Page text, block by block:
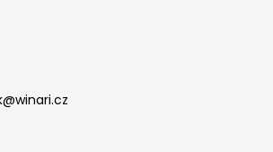
@winari.cz